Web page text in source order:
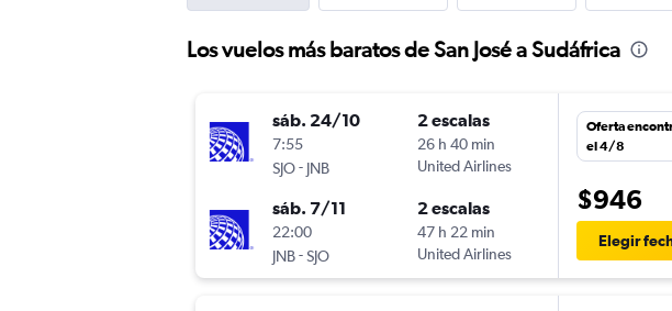
Los vuelos más baratos de San José a Sudáfrica
sáb. 24/10
7:55
SJO- JNB
2 escalas
26 h 40 min
United Airlines
sáb. 7/11
22:00
JNB-SJO
2 escalas
47 h 22 min
United Airlines
Oferta
el 4/8
$946
Elegir